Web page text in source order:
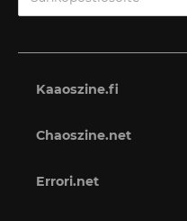
Kaaoszine.fi
Chaoszine.net
Errori.net